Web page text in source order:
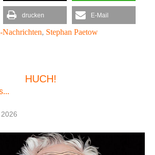
drucken E-Mail
Nachrichten, Stephan Paetow
HUCH!